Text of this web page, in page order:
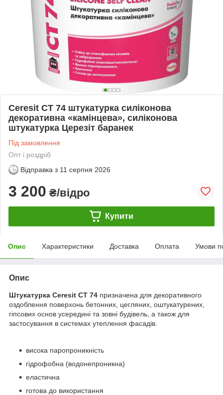
Ceresit CT 74 штукатурка силіконова
декоративна «камінцева», силіконова
штукатурка Церезіт баранек
Під замовлення
Опт і роздріб
Відправка з 11 серпня 2026
3 200 ₴/відро
Купити
Опис Характеристики Доставка Оплата Умови
Опис
Штукатурка Ceresit CT 74 призначена для декоративного
оздоблення поверхонь бетонних, цегляних, оштукатурених,
гіпсових основ усередині та зовні будівель, а також для
застосування в системах утеплення фасадів.
висока паропроникність
гідрофобна (водонепроникна)
еластична
готова до використання